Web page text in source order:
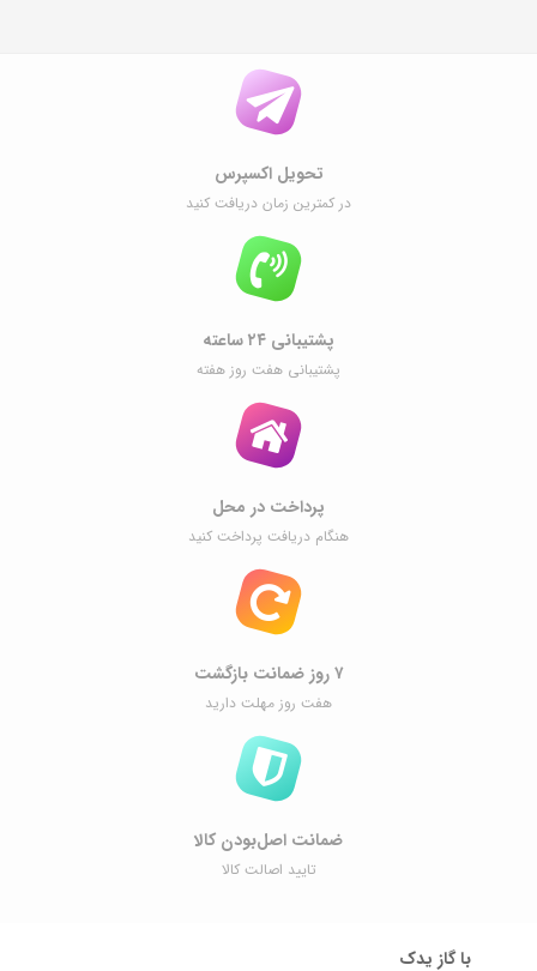
تحویل اکسپرس
در کمترین زمان دریافت کنید
پشتیبانی ۲۴ ساعته
پشتیبانی هفت روز هفته
پرداخت در محل
هنگام دریافت پرداخت کنید
۷ روز ضمانت بازگشت
هفت روز مهلت دارید
ضمانت اصل‌بودن کالا
تایید اصالت کالا
با گاز یدک